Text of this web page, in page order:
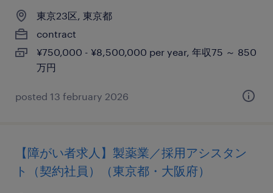
東京23区, 東京都
contract
¥750,000 - ¥8,500,000 per year, 年収75 ～ 850
万円
posted 13 february 2026
【障がい者求人】製薬業／採用アシスタン
ト（契約社員）（東京都・大阪府）